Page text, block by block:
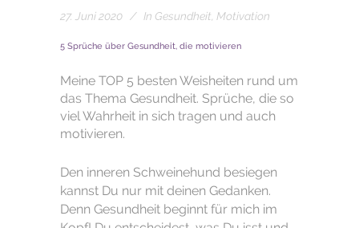
27. Juni 2020 In Gesundheit Motivation
5 Sprüche über Gesundheit, die motivieren
Meine TOP 5 besten Weisheiten rund um
das Thema Gesundheit. Sprüche, die so
viel Wahrheit in sich tragen und auch
motivieren.
Den inneren Schweinehund besiegen
kannst Du nur mit deinen Gedanken.
Denn Gesundheit beginnt für mich im